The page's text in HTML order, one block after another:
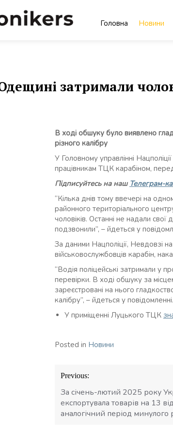
Головна Новини
затримали
В ході обшуку було виявлено
різного калібру
У Головному управлінні
працівникам ТЦК карабіном,
Підписуйтесь на наш Телеграм-
“Кілька днів тому ввечері на
районного територіального
чоловіків. Останні не надали
подзвонили”, – йдеться у
За даними Нацполіції, Невдовзі
військовослужбовців карабін,
“Водія поліцейські затримали у
перевірки. В ході обшуку за
зареєстровані на нього
калібру”, – йдеться у повідомленні.
У приміщенні Луцького ТЦК
Posted in Новини
Навігація
записів
Previous:
За січень-лютий 2025 року
експортувала товарів на 13
аналогічний період